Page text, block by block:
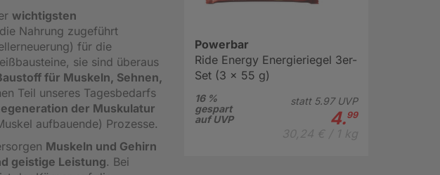
wichtigsten
Nahrung zugeführt
für die
sie sind überaus
für Muskeln, Sehnen,
Teil unseres Tagesbedarfs
der Muskulatur
aufbauende) Prozesse.
Muskeln und Gehirn
geistige Leistung. Bei
Powerbar
Ride Energy Energieriegel 3er-
Set (3 x 55 g)
16 %
gespart
auf UVP
statt 5.97UVP
4.99